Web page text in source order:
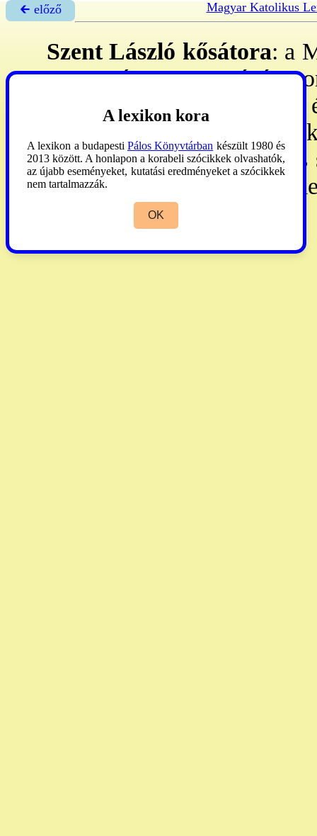
🡰 előző Magyar Katolikus
Szent László kősátora: a
A természetmagyarázó
közben hatalmas
emelt, hogy
Erre Szt László letérdelt
íme: a közeli szikla
Szárazon maradtak. 88
A lexikon kora
A lexikon a budapesti Pálos Könyvtárban készült 1980 és
2013 között. A honlapon a korabeli szócikkek olvashatók,
az újabb eseményeket, kutatási eredményeket a szócikkek
nem tartalmazzák.
OK